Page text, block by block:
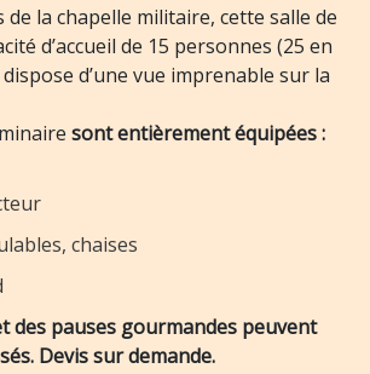
de la chapelle militaire, cette salle de
d’accueil de 15 personnes (25 en
d’une vue imprenable sur la
sont entièrement équipées :
chaises
des pauses gourmandes peuvent
Devis sur demande.